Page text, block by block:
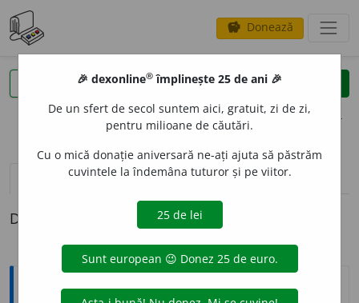
savings Donează
clear
opțiuni
definiții (1) pronunțievolume_up (1)
Definiția cu ID-ul 181211:
Sinonime
🎉 dexonline® împlinește 25 de ani 🎉
De un sfert de secol suntem aici, gratuit, zi de zi,
pentru milioane de căutări.
Cu o mică donație aniversară ne-ați ajuta să păstrăm
cuvintele la îndemâna tuturor și pe viitor.